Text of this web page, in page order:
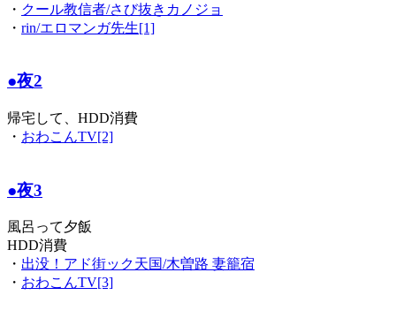
・ クール教信者/さび抜きカノジョ
・ rin/エロマンガ先生[1]
●夜2
帰宅して、HDD消費
・ おわこんTV[2]
●夜3
風呂って夕飯
HDD消費
・ 出没！アド街ック天国/木曽路 妻籠宿
・ おわこんTV[3]